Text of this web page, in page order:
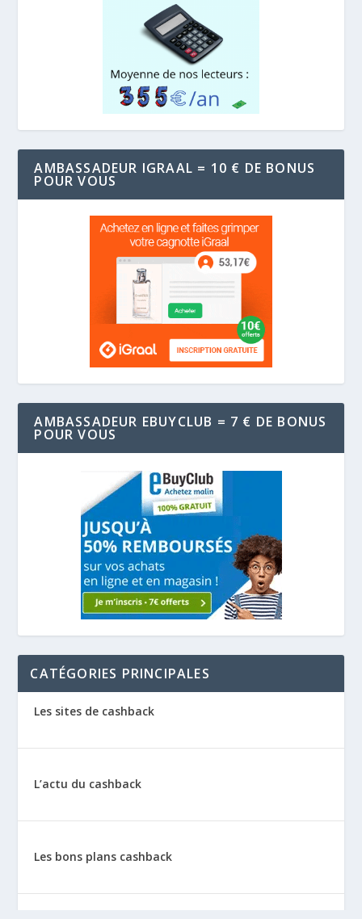
AMBASSADEUR IGRAAL = 10 € DE BONUS
POUR VOUS
AMBASSADEUR EBUYCLUB = 7 € DE BONUS
POUR VOUS
CATÉGORIES PRINCIPALES
Les sites de cashback
L’actu du cashback
Les bons plans cashback